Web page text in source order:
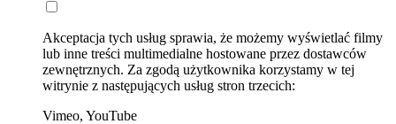
Akceptacja tych usług sprawia, że możemy wyświetlać filmy
lub inne treści multimedialne hostowane przez dostawców
zewnętrznych. Za zgodą użytkownika korzystamy w tej
witrynie z następujących usług stron trzecich:
Vimeo, YouTube